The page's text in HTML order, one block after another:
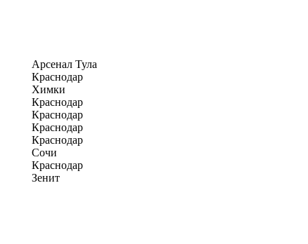
Арсенал Тула
Краснодар
Химки
Краснодар
Краснодар
Краснодар
Краснодар
Сочи
Краснодар
Зенит